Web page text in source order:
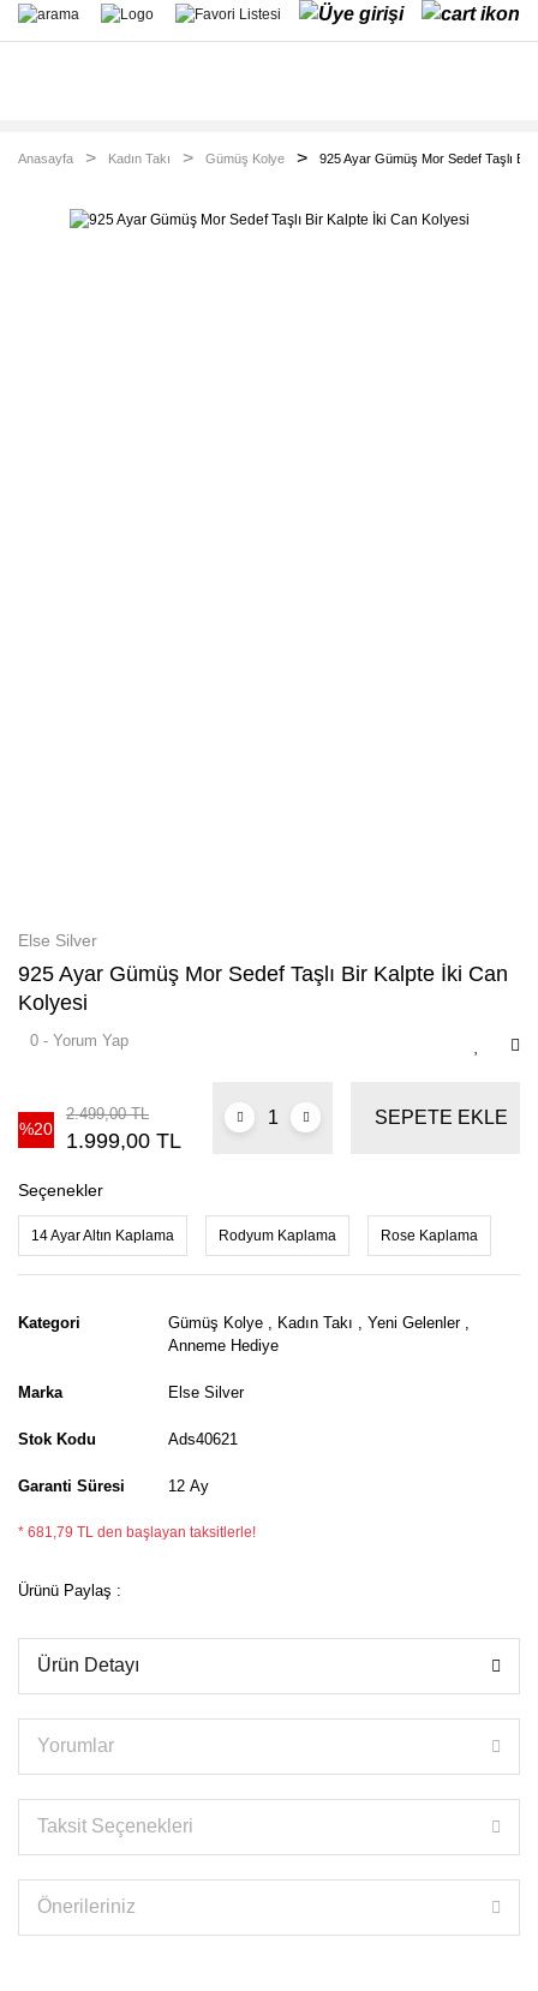
Anasayfa Kadın Takı Gümüş Kolye 925 Ayar Gümüş Mor Sedef Taşlı Bir
Else Silver
925 Ayar Gümüş Mor Sedef Taşlı Bir Kalpte İki Can
Kolyesi
0 - Yorum Yap
%20
2.499,00 TL
1.999,00 TL
SEPETE EKLE
Seçenekler
14 Ayar Altın Kaplama Rodyum Kaplama Rose Kaplama
Kategori Gümüş Kolye Kadın Takı ,Yeni Gelenler
Anneme Hediye
Marka Else Silver
Stok Kodu Ads40621
Garanti Süresi 12 Ay
* 681,79 TL den başlayan taksitlerle!
Ürünü Paylaş :
Ürün Detayı
Yorumlar
Taksit Seçenekleri
Önerileriniz